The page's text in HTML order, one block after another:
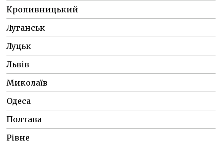
Кропивницький
Луганськ
Луцьк
Львів
Миколаїв
Одеса
Полтава
Рівне